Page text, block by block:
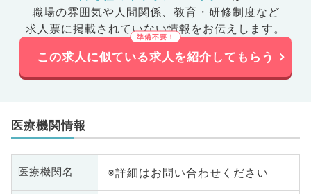
職場の雰囲気や人間関係、 教育・研修制度など
求人票に掲載されていない情報をお伝えします。
この求人に似ている求人を紹介してもらう
医療機関情報
医療機関名 ※詳細はお問い合わせください